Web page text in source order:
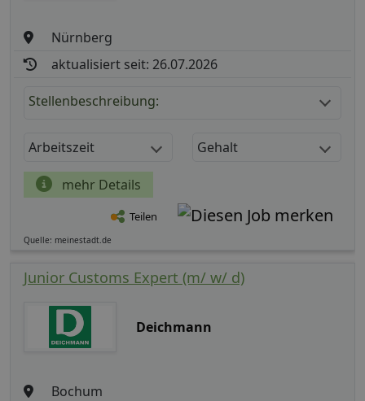
Nürnberg
aktualisiert seit: 26.07.2026
Stellenbeschreibung:
Arbeitszeit Gehalt
mehr Details
Teilen
Quelle: meinestadt.de
Junior Customs Expert (m/ w/ d)
Deichmann
Bochum